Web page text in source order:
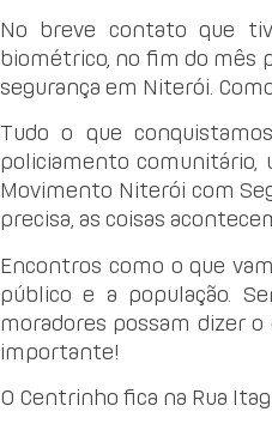
No breve contato que
biométrico, no fim do mês
segurança em Niterói.
Tudo o que
policiamento comunitário,
Movimento Niterói com
precisa, as coisas
Encontros como o que
público e a população.
moradores possam dizer
importante!
O Centrinho fica na Rua